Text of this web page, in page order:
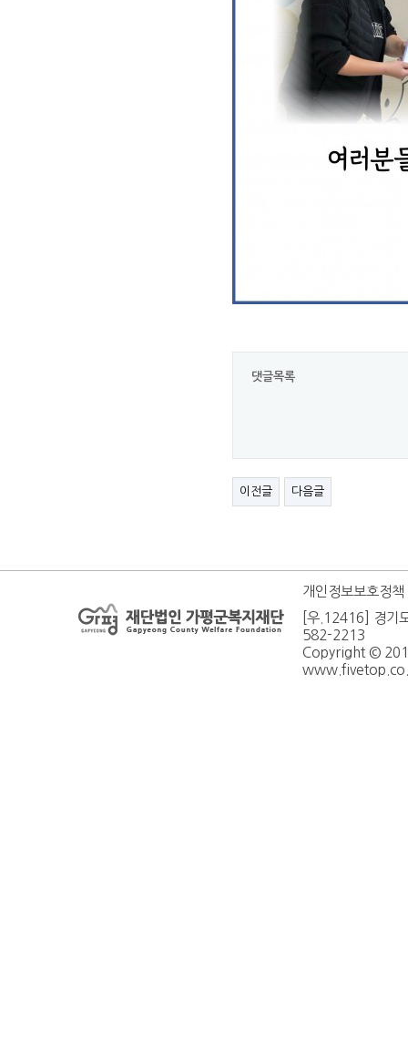
댓글목록
이전글 다음글
개인정보보호정책
[우.12416] 경
582-2213
Copyright ©